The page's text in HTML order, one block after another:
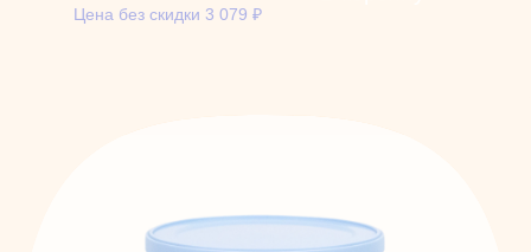
Цена без скидки 3 079 ₽